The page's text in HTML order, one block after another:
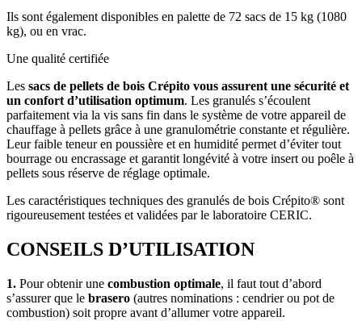
Ils sont également disponibles en palette de 72 sacs de 15 kg (1080
kg), ou en vrac.
Une qualité certifiée
Les sacs de pellets de bois Crépito vous assurent une sécurité et
un confort d’utilisation optimum. Les granulés s’écoulent
parfaitement via la vis sans fin dans le système de votre appareil de
chauffage à pellets grâce à une granulométrie constante et régulière.
Leur faible teneur en poussière et en humidité permet d’éviter tout
bourrage ou encrassage et garantit longévité à votre insert ou poêle à
pellets sous réserve de réglage optimale.
Les caractéristiques techniques des granulés de bois Crépito® sont
rigoureusement testées et validées par le laboratoire CERIC.
CONSEILS D’UTILISATION
1. Pour obtenir une combustion optimale, il faut tout d’abord
s’assurer que le brasero (autres nominations : cendrier ou pot de
combustion) soit propre avant d’allumer votre appareil.